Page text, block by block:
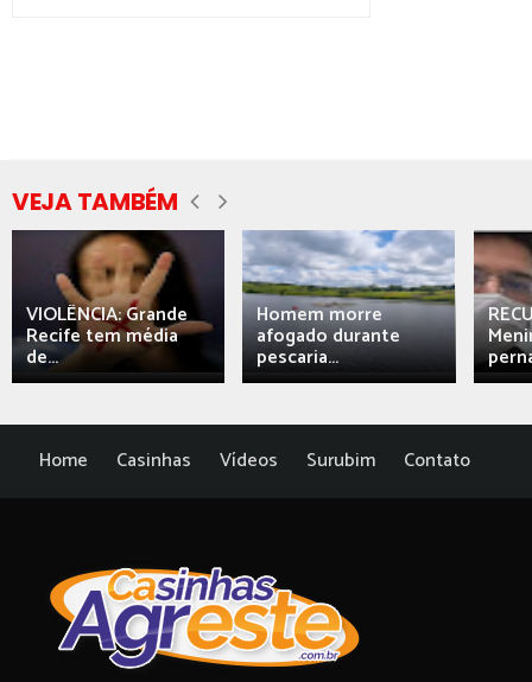
VEJA TAMBÉM
VIOLÊNCIA: Grande
Recife tem média
de...
Homem morre
afogado durante
pescaria...
Home Casinhas Vídeos Surubim Contato